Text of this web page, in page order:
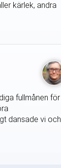
kärlek, andra
fullmånen för
dansade vi och